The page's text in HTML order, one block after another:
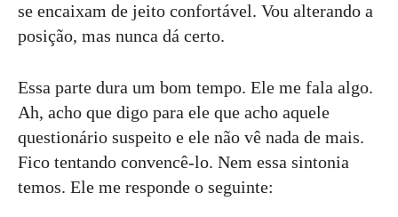
se encaixam de jeito confortável. Vou alterando a
posição, mas nunca dá certo.
Essa parte dura um bom tempo. Ele me fala algo.
Ah, acho que digo para ele que acho aquele
questionário suspeito e ele não vê nada de mais.
Fico tentando convencê-lo. Nem essa sintonia
temos. Ele me responde o seguinte: